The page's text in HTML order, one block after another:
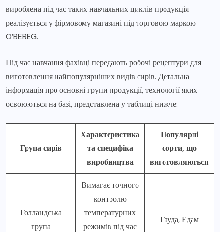
вироблена під час таких навчальних циклів продукція
реалізується у фірмовому магазині під торговою маркою
O’BEREG.
Під час навчання фахівці передають робочі рецептури для
виготовлення найпопулярніших видів сирів. Детальна
інформація про основні групи продукції, технології яких
освоюються на базі, представлена у таблиці нижче:
Група сирів
Характеристика
та специфіка
виробництва
Популярні
сорти, що
виготовляються
Голландська
група
Вимагає точного
контролю
температурних
режимів під час
Гауда, Едам